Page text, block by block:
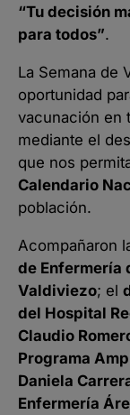
“Tu decisión
para todos”.
La Semana de
oportunidad
vacunación en
mediante el
que nos
Calendario
población.
Acompañaron
de Enfermería
Valdiviezo; el
del Hospital
Claudio
Programa
Daniela
Enfermería